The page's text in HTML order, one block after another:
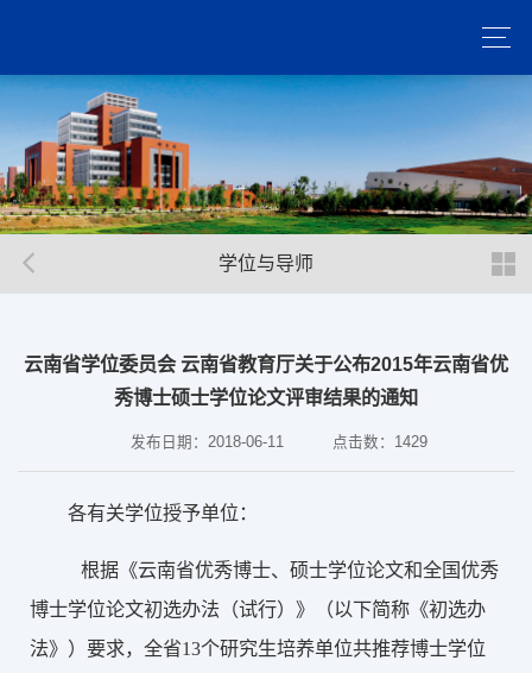
学位与导师
云南省学位委员会 云南省教育厅关于公布2015年云南省优
秀博士硕士学位论文评审结果的通知
发布日期：2018-06-11 点击数： 1429
各有关学位授予单位：
根据《云南省优秀博士、硕士学位论文和全国优秀
博士学位论文初选办法（试行）》（以下简称《初选办
法》）要求，全省13个研究生培养单位共推荐博士学位